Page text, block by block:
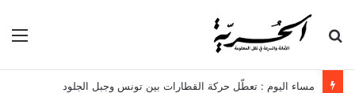
بحث عن
مساء اليوم : تعطّل حركة القطارات بين تونس وجبل الجلود